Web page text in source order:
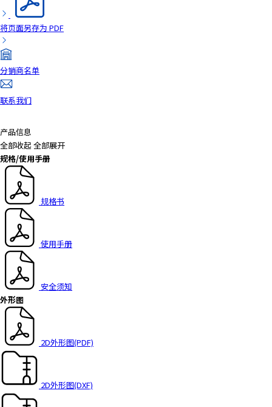
将页面另存为 PDF
分销商名单
联系我们
产品信息
全部收起 全部展开
规格/使用手册
规格书
使用手册
安全须知
外形图
2D外形图(PDF)
2D外形图(DXF)